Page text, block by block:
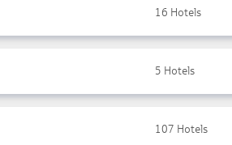
16 Hotels
5 Hotels
107 Hotels